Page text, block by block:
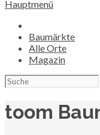
Hauptmenü
Baumärkte
Alle Orte
Magazin
Suchen
nach:
toom